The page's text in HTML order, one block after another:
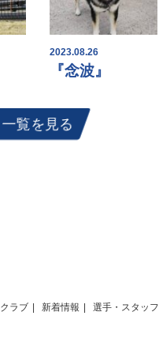
2023.08.26
『念波』
一覧を見る
クラブ 新着情報 選手・スタッフ